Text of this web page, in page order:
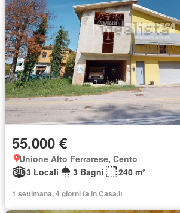
55.000 €
Unione Alto Ferrarese, Cento
3 Locali
3 Bagni 240 m²
1 settimana, 4 giorni fa in Casa.it